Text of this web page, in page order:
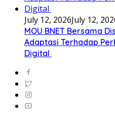
July 12, 2026July 12,
MOU BNET Bersama
Adaptasi Terhadap
Digital